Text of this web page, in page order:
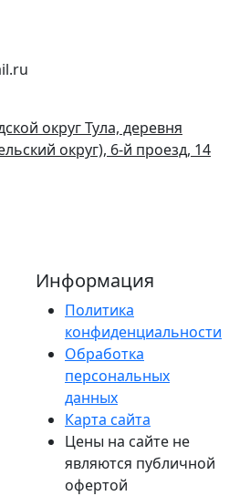
округ Тула, деревня
округ), 6-й проезд, 14
Информация
Политика
конфиденциальности
Обработка
персональных
данных
Карта сайта
Цены на сайте не
являются публичной
офертой